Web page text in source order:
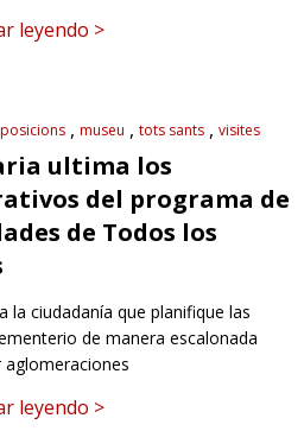
leyendo >
museu tots sants visites
ultima los
del programa de
de Todos los
la ciudadanía que planifique las
de manera escalonada
aglomeraciones
leyendo >